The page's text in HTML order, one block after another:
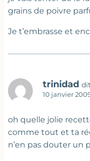
grains de poivre
Je t’embrasse et
trinidad
10 janvier
oh quelle jolie
comme tout et ta
n’en pas douter un